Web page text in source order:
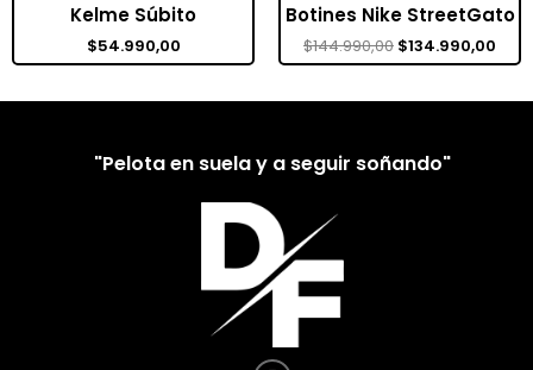
Kelme Súbito
$54.990,00
Botines Nike StreetGato
$144.990,00 $134.990,00
"Pelota en suela y a seguir soñando"